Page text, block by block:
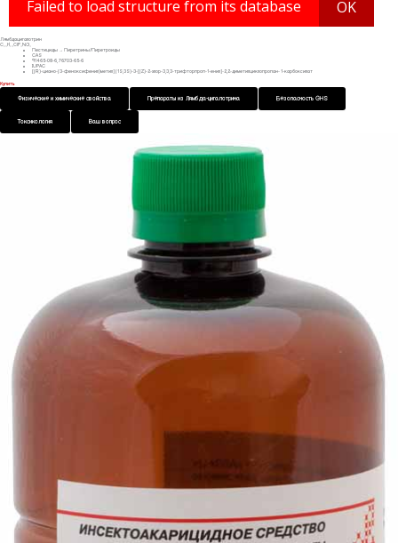
Лямбдацигалотрин
C₂₃H₁₉ClF₃NO₃
Пестициды → Пиретрины/Пиретроиды
CAS
91465-08-6, 76703-65-6
IUPAC
[(R)-циано-(3-феноксифенил)метил] (1S,3S)-3-[(Z)-2-хлор-3,3,3-трифторпроп-1-енил]-2,2-диметилциклопропан- 1-карбоксилат
Купить
Физические и химические свойства Препараты из Лямбда-цигалотрина Безопасность GHS
Токсикология Ваш вопрос